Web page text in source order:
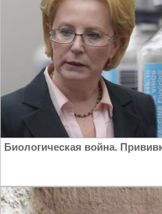
Биологическая война.